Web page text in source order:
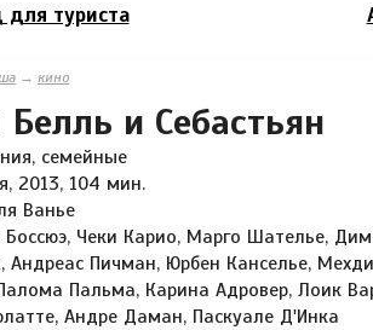
для туриста
→ кино
и Себастьян
семейные
2013, 104 мин.
Ванье
Боссюэ, Чеки Карио, Марго Шателье,
Андреас Пичман, Юрбен Канселье,
Пальма, Карина Адровер, Лоик
Андре Даман, Паскуале Д'Инка